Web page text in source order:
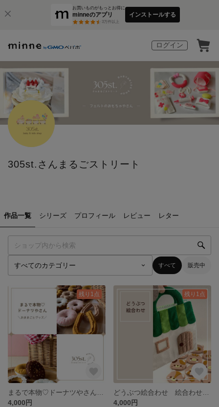
お買いものがもっとお得に
minneのアプリ
3万件以上
インストールする
ログイン
305st.さんまるごストリート
作品一覧 シリーズ プロフィール レビュー レター
すべて 販売中
残り1点
4,000円
残り1点
4,000円